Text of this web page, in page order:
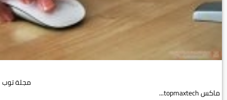
مجلة توب
ماكس topmaxtech...